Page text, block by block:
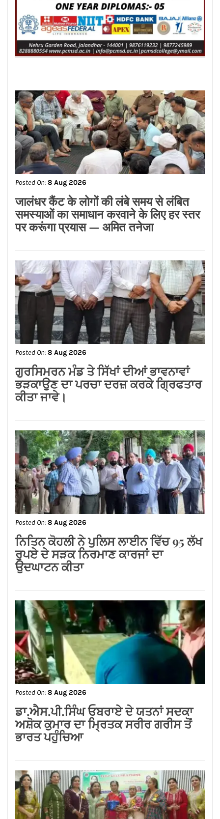
Posted On: 8 Aug 2026
जालंधर कैंट के लोगों की लंबे समय से लंबित
समस्याओं का समाधान करवाने के लिए हर स्तर
पर करूंगा प्रयास — अमित तनेजा
Posted On:8 Aug 2026
ਗੁਰਸਿਮਰਨ ਮੰਡ ਤੇ ਸਿੱਖਾਂ ਦੀਆਂ ਭਾਵਨਾਵਾਂ
ਭੜਕਾਉਣ ਦਾ ਪਰਚਾ ਦਰਜ਼ ਕਰਕੇ ਗ੍ਰਿਫਤਾਰ
ਕੀਤਾ ਜਾਵੇ।
Posted On:8 Aug 2026
ਨਿਤਿਨ ਕੋਹਲੀ ਨੇ ਪੁਲਿਸ ਲਾਈਨ ਵਿੱਚ 95 ਲੱਖ
ਰੁਪਏ ਦੇ ਸੜਕ ਨਿਰਮਾਣ ਕਾਰਜਾਂ ਦਾ
ਉਦਘਾਟਨ ਕੀਤਾ
Posted On:8 Aug 2026